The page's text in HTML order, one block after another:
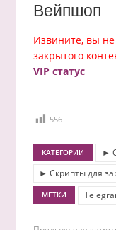
Вейпшоп
Извините, вы
закрытого
VIP статус
556
КАТЕГОРИИ
►
► Скрипты для
МЕТКИ